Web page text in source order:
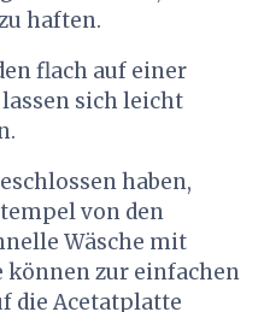
haften.
flach auf einer
sich leicht
haben,
von den
Wäsche mit
können zur einfachen
die Acetatplatte